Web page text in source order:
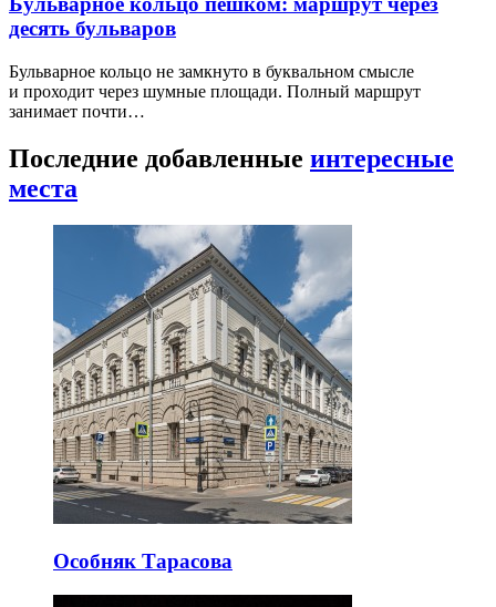
десять бульваров
Бульварное кольцо не замкнуто в буквальном смысле
и проходит через шумные площади. Полный маршрут
занимает почти…
Последние добавленные интересные
места
Особняк Тарасова